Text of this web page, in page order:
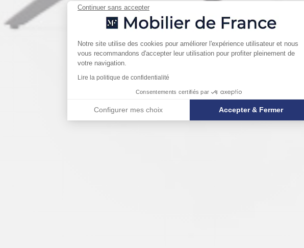
Continuer sans accepter
Plateforme de Gestion du
Notre site utilise des cookies pour améliorer l'expérience utilisateur et nous
vous recommandons d'accepter leur utilisation pour profiter pleinement de
votre navigation.
Lire la politique de confidentialité
Consentements certifiés par
Configurer mes choix Accepter & Fermer
Axeptio consent